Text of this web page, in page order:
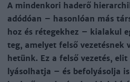
A min­den­ko­ri had­erő
adó­dóan – ha­son­lóan más
hoz és ré­te­gek­hez – kiala­kul
teg, ame­lyet fel­ső
he­tünk. Ez a fel­ső ve­ze­tés,
lyá­sol­hat­ja – és be­fo­lyá­sol­ja